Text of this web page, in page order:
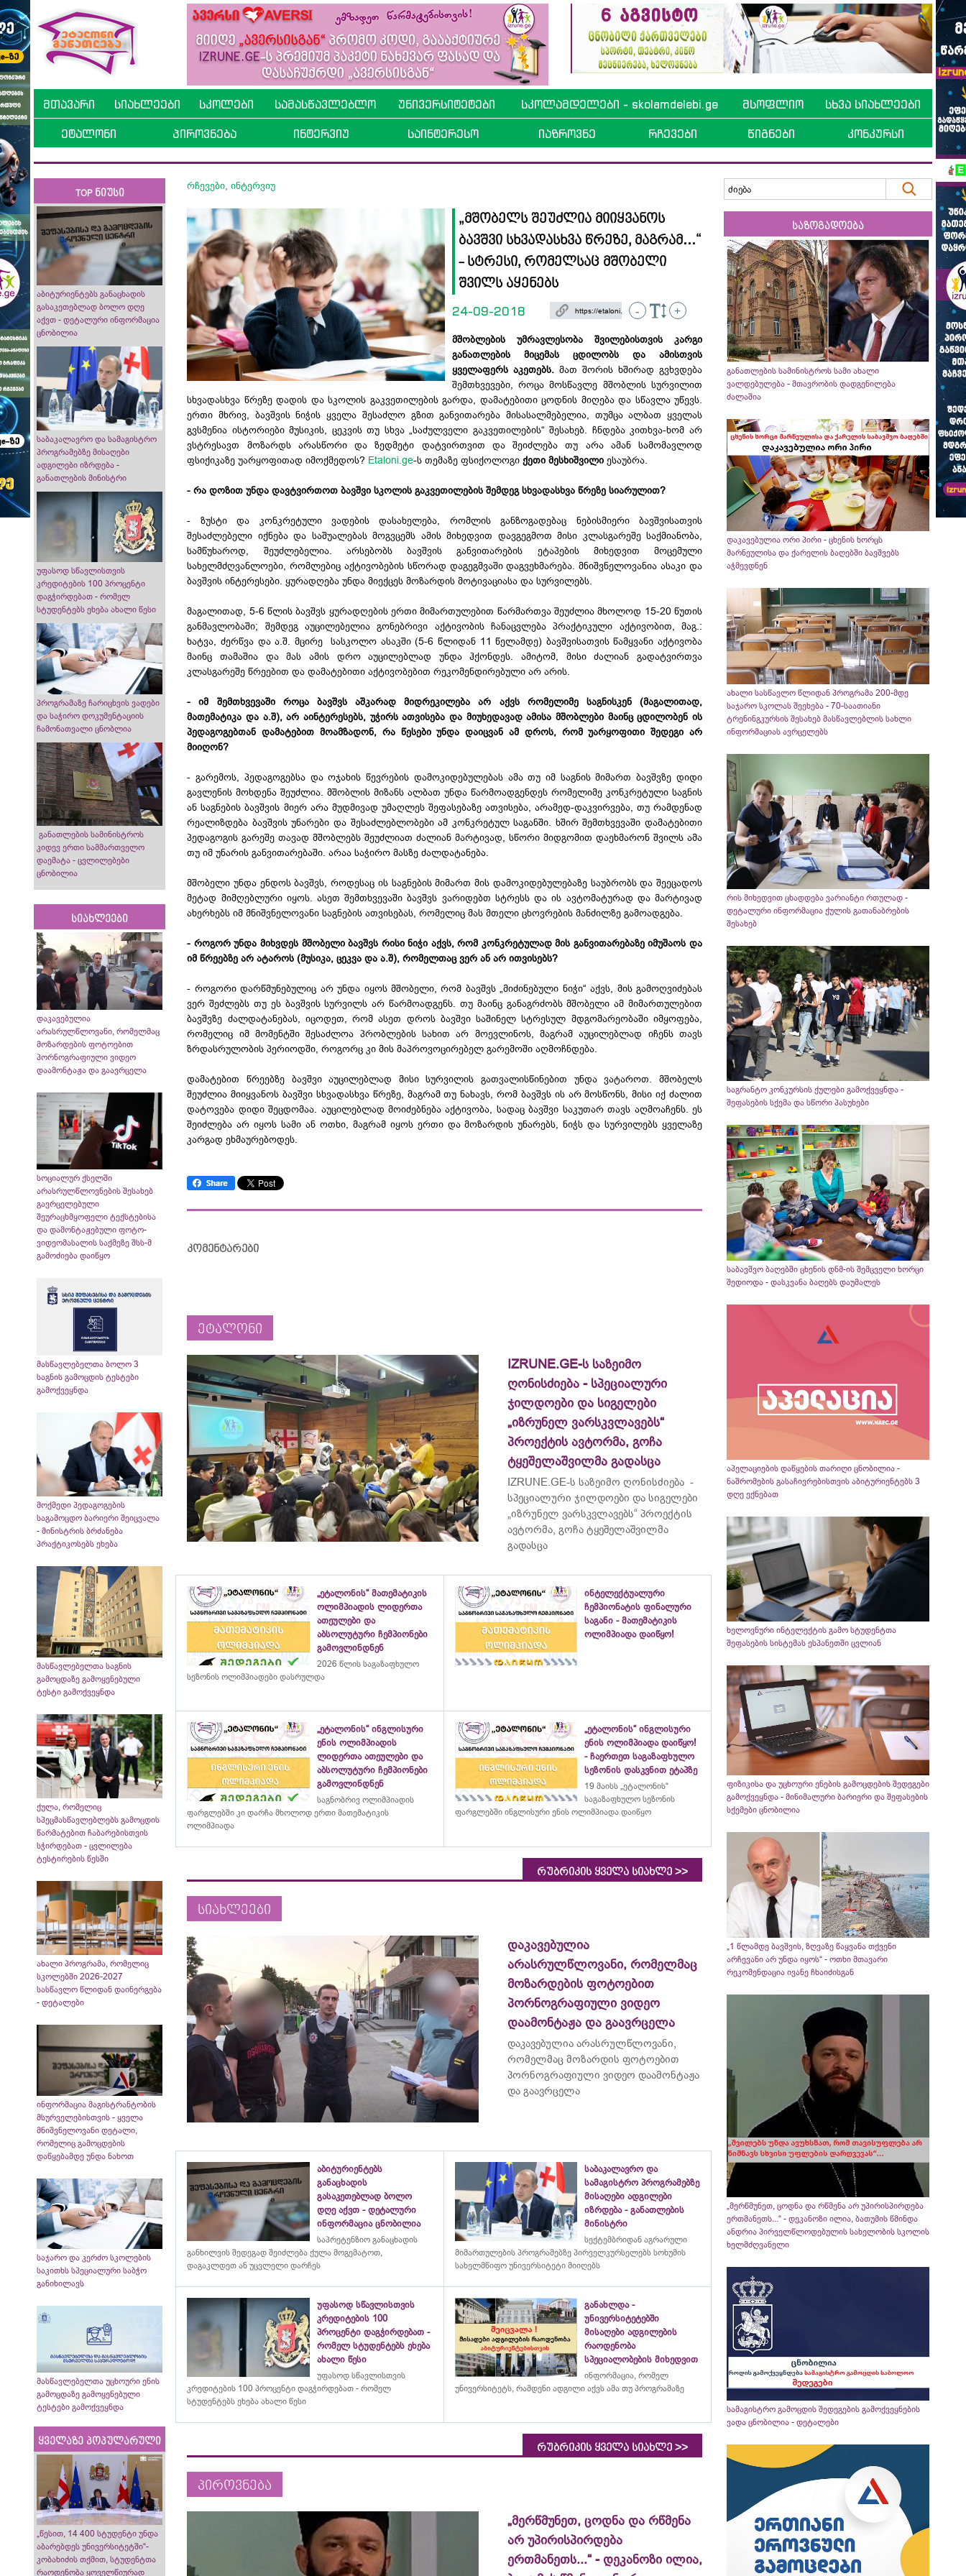
მთავარი სიახლეები სკოლები სამასწავლებლო უნივერსიტეტები სკოლამდელები - skolamdelebi.ge მსოფლიო სხვა სიახლეები
ეტალონი პიროვნება ინტერვიუ საინტერესო იაზროვნე რჩევები წიგნები კონკურსი
TOP ნიუსი
აბიტურიენტებს განაცხადის
გასაკეთებლად ბოლო დღე
აქვთ - დეტალური ინფორმაცია
ცნობილია
საბაკალავრო და სამაგისტრო
პროგრამებზე მისაღები
ადგილები იზრდება -
განათლების მინისტრი
უფასოდ სწავლისთვის
კრედიტების 100 პროცენტი
დაგჭირდებათ - რომელ
სტუდენტებს ეხება ახალი წესი
პროგრამაზე ჩარიცხვის ვადები
და საჭირო დოკუმენტაციის
ჩამონათვალი ცნობლია
განათლების სამინისტროს
კიდევ ერთი სამმართველო
დაემატა - ცვლილებები
ცნობილია
სიახლეები
დაკავებულია
არასრულწლოვანი, რომელმაც
მოზარდების ფოტოებით
პორნოგრაფიული ვიდეო
დაამონტაჟა და გაავრცელა
სოციალურ ქსელში
არასრულწლოვნების შესახებ
გავრცელებული
შეურაცხმყოფელი ტექსტებისა
და დამონტაჟებული ფოტო-
ვიდეომასალის საქმეზე შსს-მ
გამოძიება დაიწყო
მასწავლებელთა ბოლო 3
საგნის გამოცდის ტესტები
გამოქვეყნდა
მოქმედი პედაგოგების
საგამოცდო ბარიერი შეიცვალა
- მინისტრის ბრძანება
პრაქტიკოსებს ეხება
მასწავლებელთა საგნის
გამოცდაზე გამოყენებული
ტესტი გამოქვეყნდა
ქულა, რომელიც
სპეცმასწავლებლებს გამოცდის
წარმატებით ჩაბარებისთვის
სჭირდებათ - ცვლილება
ტესტირების წესში
ახალი პროგრამა, რომელიც
სკოლებში 2026-2027
სასწავლო წლიდან დაინერგება
- დეტალები
ინფორმაცია მაგისტრანტობის
მსურველებისთვის - ყველა
მნიშვნელოვანი დეტალი,
რომელიც გამოცდების
დაწყებამდე უნდა ნახოთ
საჯარო და კერძო სკოლების
საკითხს სპეციალური საბჭო
განიხილავს
მასწავლებელთა უცხოური ენის
გამოცდაზე გამოყენებული
ტესტები გამოქვეყნდა
ყველაზე პოპულარული
„წესით, 14 400 სტუდენტი უნდა
აბარებდეს უნივერსიტეტში“-
კობახიძის თქმით, სტუდენტთა
რაოდენობა ყოველწიურად
რჩევები ,ინტერვიუ
„მშობელს შეუძლია მიიყვანოს
ბავშვი სხვადასხვა წრეზე, მაგრამ...“
- სტრესი, რომელსაც მშობელი
შვილს აყენებს
24-09-2018 - +
მშობლების უმრავლესობა შვილებისთვის კარგი
განათლების მიცემას ცდილობს და ამისთვის
ყველაფერს აკეთებს.მათ შორის ხშირად გვხვდება
შემთხვევები, როცა მოსწავლე მშობლის სურვილით
სხვადასხვა წრეზე დადის და სკოლის გაკვეთილების გარდა, დამატებითი ცოდნის მიღება და სწავლა უწევს.
ერთი მხრივ, ბავშვის ნიჭის ყველა შესაძლო გზით განვითარება მისასალმებელია, თუმცა ალბათ ყველას
გვსმენია ისტორიები მუსიკის, ცეკვის თუ სხვა „საძულველი გაკვეთილების“ შესახებ. ჩნდება კითხვა-ხომ არ
ვსტრესავთ მოზარდს არასწორი და ზედმეტი დატვირთვით და შეიძლება თუ არა ამან სამომავლოდ
ფსიქიკაზე უარყოფითად იმოქმედოს? Etaloni.ge-ს თემაზე ფსიქოლოგი ქეთი მესხიშვილი ესაუბრა.
- რა დოზით უნდა დავტვირთოთ ბავშვი სკოლის გაკვეთილების შემდეგ სხვადასხვა წრეზე სიარულით?
- ზუსტი და კონკრეტული ვადების დასახელება, რომლის განზოგადებაც ნებისმიერი ბავშვისათვის
შესაძლებელი იქნება და საშუალებას მოგვცემს ამის მიხედვით დავგეგმოთ მისი კლასგარეშე საქმიანობა,
სამწუხაროდ, შეუძლებელია. არსებობს ბავშვის განვითარების ეტაპების მიხედვით მოცემული
სახელმძღვანლოები, რომლებიც აქტივობების სწორად დაგეგმვაში დაგვეხმარება. მნიშვნელოვანია ასაკი და
ბავშვის ინტერესები. ყურადღება უნდა მიექცეს მოზარდის მოტივაციასა და სურვილებს.
მაგალითად, 5-6 წლის ბავშვს ყურადღების ერთი მიმართულებით წარმართვა შეუძლია მხოლოდ 15-20 წუთის
განმავლობაში; შემდეგ აუცილებელია გონებრივი აქტივობის ჩანაცვლება პრაქტიკული აქტივობით, მაგ.:
ხატვა, ძერწვა და ა.შ. მცირე სასკოლო ასაკში (5-6 წლიდან 11 წელამდე) ბავშვისათვის წამყვანი აქტივობა
მაინც თამაშია და მას ამის დრო აუცილებლად უნდა ჰქონდეს. ამიტომ, მისი ძალიან გადატვირთვა
კლასგარეშე წრეებით და დამატებითი აქტივობებით რეკომენდირებული არ არის.
- იმ შემთხვევაში როცა ბავშვს აშკარად მიდრეკილება არ აქვს რომელიმე საგნისკენ (მაგალითად,
მათემატიკა და ა.შ), არ აინტერესებს, უჭირს ათვისება და მიუხედავად ამისა მშობლები მაინც ცდილობენ ის
პედაგოგებთან დამატებით მოამზადონ, რა წესები უნდა დაიცვან ამ დროს, რომ უარყოფითი შედეგი არ
მიიღონ?
- გარემოს, პედაგოგებსა და ოჯახის წევრების დამოკიდებულებას ამა თუ იმ საგნის მიმართ ბავშვზე დიდი
გავლენის მოხდენა შეუძლია. მშობლის მიზანს ალბათ უნდა წარმოადგენდეს რომელიმე კონკრეტული საგნის
ან საგნების ბავშვის მიერ არა მუდმივად უმაღლეს შეფასებაზე ათვისება, არამედ-დაკვირვება, თუ რამდენად
რეალიზდება ბავშვის უნარები და შესაძლებლობები ამ კონკრეტულ საგანში. ხშირ შემთხვევაში დამატებითი
პედაგოგის გარეშე თავად მშობლებს შეუძლიათ ძალიან მარტივად, სწორი მიდგომით დაეხმარონ შვილს ამა
თუ იმ უნარის განვითარებაში. არაა საჭირო მასზე ძალდატანება.
მშობელი უნდა ენდოს ბავშვს, როდესაც ის საგნების მიმართ მის დამოკიდებულებაზე საუბრობს და შეეცადოს
მეტად მიმღებლური იყოს. ასეთ შემთხვევაში ბავშვს ვარიდებთ სტრესს და ის ავტომატურად და მარტივად
ახერხებს იმ მნიშვნელოვანი საგნების ათვისებას, რომელიც მას მთელი ცხოვრების მანძილზე გამოადგება.
- როგორ უნდა მიხვდეს მშობელი ბავშვს რისი ნიჭი აქვს, რომ კონკრეტულად მის განვითარებაზე იმუშაოს და
იმ წრეებზე არ ატაროს (მუსიკა, ცეკვა და ა.შ), რომელთაც ვერ ან არ ითვისებს?
- როგორი დარწმუნებულიც არ უნდა იყოს მშობელი, რომ ბავშვს „მიძინებული ნიჭი“ აქვს, მის გამოღვიძებას
ვერ შეძლებს თუ ეს ბავშვის სურვილს არ წარმოადგენს. თუ მაინც განაგრძობს მშობელი ამ მიმართულებით
ბავშვზე ძალდატანებას, იცოდეთ, რომ ასეთ დროს ბავშვი საშინელ სტრესულ მდგომარეობაში იმყოფება,
რომელიც იმ მომენტში შესაძლოა პრობლების სახით არ მოევლინოს, მაგრამ აუცილებლად იჩენს თავს
ზრდასრულობის პერიოდში, როგორც კი მის მაპროვოცირებელ გარემოში აღმოჩნდება.
დამატებით წრეებზე ბავშვი აუცილებლად მისი სურვილის გათვალისწინებით უნდა ვატაროთ. მშობელს
შეუძლია მიიყვანოს ბავშვი სხვადასხვა წრეზე, მაგრამ თუ ნახავს, რომ ბავშვს ის არ მოსწონს, მისი იქ ძალით
დატოვება დიდი შეცდომაა. აუცილებლად მოიძებნება აქტივობა, სადაც ბავშვი საკუთარ თავს აღმოაჩენს. ეს
შეიძლება არ იყოს სამი ან ოთხი, მაგრამ იყოს ერთი და მოზარდის უნარებს, ნიჭს და სურვილებს ყველაზე
კარგად ეხმაურებოდეს.
კომენტარები
ეტალონი
IZRUNE.GE-ს საზეიმო
ღონისძიება - სპეციალური
ჯილდოები და სიგელები
„იზრუნელ ვარსკვლავებს“
პროექტის ავტორმა, გოჩა
ტყეშელაშვილმა გადასცა
IZRUNE.GE-ს საზეიმო ღონისძიება -
სპეციალური ჯილდოები და სიგელები
„იზრუნელ ვარსკვლავებს“ პროექტის
ავტორმა, გოჩა ტყეშელაშვილმა
გადასცა
„ეტალონის“ მათემატიკის
ოლიმპიადის ლიდერთა
ათეულები და
აბსოლუტური ჩემპიონები
გამოვლინდნენ
2026 წლის საგაზაფხულო
სეზონის ოლიმპიადები დასრულდა
ინტელექტუალური
ჩემპიონატის ფინალური
საგანი - მათემატიკის
ოლიმპიადა დაიწყო!
„ეტალონის“ ინგლისური
ენის ოლიმპიადის
ლიდერთა ათეულები და
აბსოლუტური ჩემპიონები
გამოვლინდნენ
საგნობრივ ოლიმპიადის
ფარგლებში კი დარჩა მხოლოდ ერთი მათემატიკის
ოლიმპიადა
„ეტალონის“ ინგლისური
ენის ოლიმპიადა დაიწყო!
- ჩაერთეთ საგაზაფხულო
სეზონის დასკვნით ეტაპზე
19 მაისს „ეტალონის“
საგაზაფხულო სეზონის
ფარგლებში ინგლისური ენის ოლიმპიადა დაიწყო
რუბრიკის ყველა სიახლე >>
სიახლეები
დაკავებულია
არასრულწლოვანი, რომელმაც
მოზარდების ფოტოებით
პორნოგრაფიული ვიდეო
დაამონტაჟა და გაავრცელა
დაკავებულია არასრულწლოვანი,
რომელმაც მოზარდის ფოტოებით
პორნოგრაფიული ვიდეო დაამონტაჟა
და გაავრცელა
აბიტურიენტებს
განაცხადის
გასაკეთებლად ბოლო
დღე აქვთ - დეტალური
ინფორმაცია ცნობილია
საპრეტენზიო განაცხადის
განხილვის შედეგად შეიძლება ქულა მოგემატოთ,
დაგაკლდეთ ან უცვლელი დარჩეს
საბაკალავრო და
სამაგისტრო პროგრამებზე
მისაღები ადგილები
იზრდება - განათლების
მინისტრი
სექტემბრიდან აგრარული
მიმართულების პროგრამებზე პირველკურსელებს სოხუმის
სახელმწიფო უნივერსიტეტი მიიღებს
უფასოდ სწავლისთვის
კრედიტების 100
პროცენტი დაგჭირდებათ -
რომელ სტუდენტებს ეხება
ახალი წესი
უფასოდ სწავლისთვის
კრედიტების 100 პროცენტი დაგჭირდებათ - რომელ
სტუდენტებს ეხება ახალი წესი
განახლდა -
უნივერსიტეტებში
მისაღები ადგილების
რაოდენობა
სპეციალობების მიხედვით
ინფორმაცია, რომელ
უნივერსიტეტს, რამდენი ადგილი აქვს ამა თუ პროგრამაზე
რუბრიკის ყველა სიახლე >>
პიროვნება
„მერწმუნეთ, ცოდნა და რწმენა
არ უპირისპირდება
ერთმანეთს...“ - დეკანოზი ილია,
საზოგადოება
განათლების სამინისტროს სამი ახალი
ვალდებულება - მთავრობის დადგენილება
ძალაშია
დაკავებულია ორი პირი - ცხენის ხორცს
მარნეულისა და ქარელის ბაღებში ბავშვებს
აჭმევდნენ
ახალი სასწავლო წლიდან პროგრამა 200-მდე
საჯარო სკოლას შეეხება - 70-საათიანი
ტრენინგკურსის შესახებ მასწავლებლის სახლი
ინფორმაციას ავრცელებს
რის მიხედვით ცხადდება ვარიანტი რთულად -
დეტალური ინფორმაცია ქულის გათანაბრების
შესახებ
საგრანტო კონკურსის ქულები გამოქვეყნდა -
შეფასების სქემა და სწორი პასუხები
საბავშვო ბაღებში ცხენის დნმ-ის შემცველი ხორცი
შედიოდა - დასკვანა ბაღებს დაუმალეს
აპელაციების დაწყების თარიღი ცნობილია -
ნაშრომების გასაჩივრებისთვის აბიტურიენტებს 3
დღე ექნებათ
ხელოვნური ინტელექტის გამო სტუდენტთა
შეფასების სისტემას ესპანეთში ცვლიან
ფიზიკისა და უცხოური ენების გამოცდების შედეგები
გამოქვეყნდა - მინიმალური ბარიერი და შეფასების
სქემები ცნობილია
„1 წლამდე ბავშვის, ზღვაზე წაყვანა თქვენი
არჩევანი არ უნდა იყოს“ - ოთხი მთავარი
რეკომენდაცია ივანე ჩხაიძისგან
„მერწმუნეთ, ცოდნა და რწმენა არ უპირისპირდება
ერთმანეთს...“ - დეკანოზი ილია, ბათუმის წმინდა
ანდრია პირველწლოდებულის სახელობის სკოლის
ხელმძღვანელი
სამაგისტრო გამოცდის შედეგების გამოქვეყნების
ვადა ცნობილია - დეტალები